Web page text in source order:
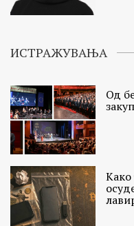
ИСТРАЖУВАЊА
Од
Како